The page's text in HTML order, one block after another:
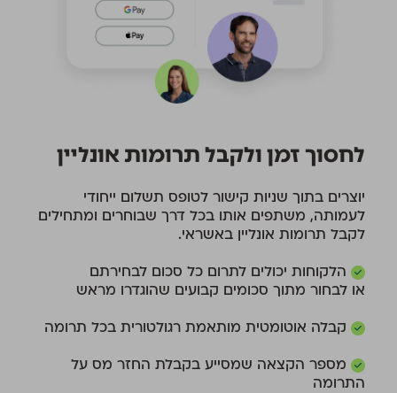
לחסוך זמן ולקבל תרומות אונליין
יוצרים בתוך שניות קישור לטופס תשלום ייחודי
לעמותה, משתפים אותו בכל דרך שבוחרים ומתחילים
לקבל תרומות אונליין באשראי.
הלקוחות יכולים לתרום כל סכום לבחירתם
או לבחור מתוך סכומים קבועים שהוגדרו מראש
קבלה אוטומטית מותאמת רגולטורית בכל תרומה
מספר הקצאה שמסייע בקבלת החזר מס על
התרומה